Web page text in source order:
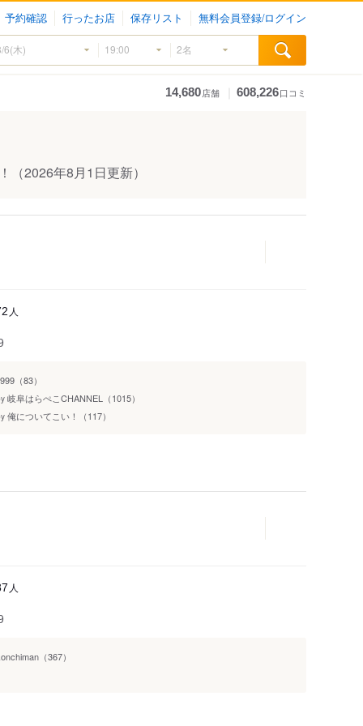
予約確認 行ったお店 保存リスト 無料会員登録/ログイン
14,680店舗 608,226口コミ
（2026年8月1日更新）
人
（83）
岐阜はらぺこCHANNEL（1015）
俺についてこい！（117）
人
（367）